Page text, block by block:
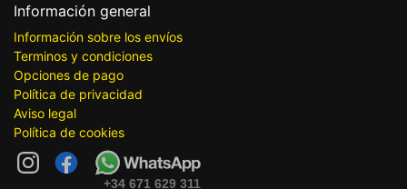
Información general
Información sobre los envíos
Terminos y condiciones
Opciones de pago
Política de privacidad
Aviso legal
Política de cookies
+34 671 629 311